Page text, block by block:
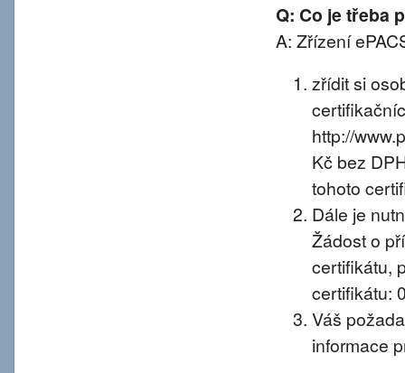
Q: Co je třeba
A: Zřízení
zřídit si
http://
Kč bez
tohoto
Dále je
Žádost o
certifikátu,
certifikátu:
Váš
informace